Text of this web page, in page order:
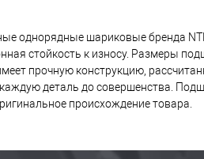
однорядные шариковые бренда
стойкость к износу. Размеры
прочную конструкцию,
деталь до совершенства.
происхождение товара.